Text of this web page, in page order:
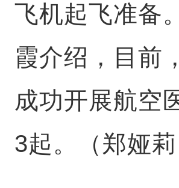
飞机起飞准备
霞介绍，目前
成功开展航空
3起。（郑娅莉